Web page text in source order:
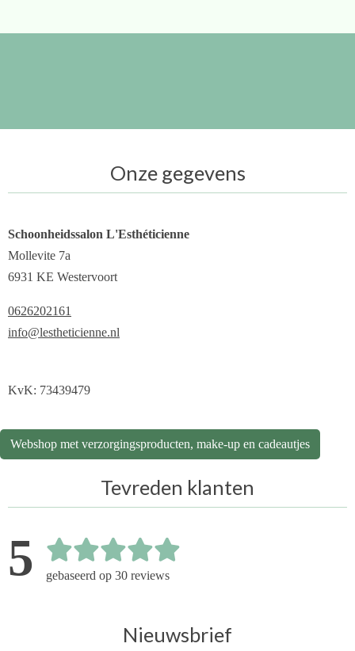
Onze gegevens
Schoonheidssalon L'Esthéticienne
Mollevite 7a
6931 KE Westervoort
0626202161
info@lestheticienne.nl
KvK: 73439479
Webshop met verzorgingsproducten, make-up en cadeautjes
Tevreden klanten
5 gebaseerd op 30 reviews
Nieuwsbrief